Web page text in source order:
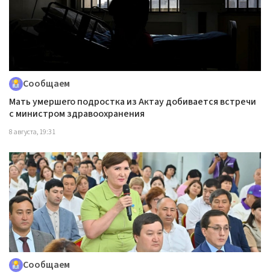
Сообщаем
Мать умершего подростка из Актау добивается встречи
с министром здравоохранения
8 августа, 19:31
Сообщаем